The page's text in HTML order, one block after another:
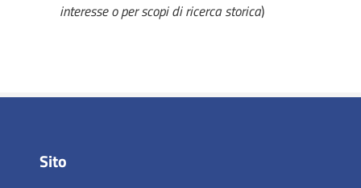
interesse o per scopi di ricerca storica)
Sito